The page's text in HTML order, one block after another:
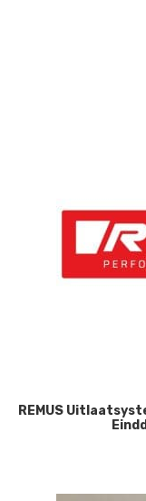
REMUS